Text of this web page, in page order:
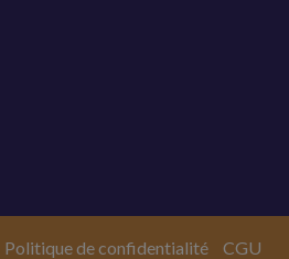
Politique de confidentialité
CGU